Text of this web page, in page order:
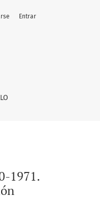
Universidad
Entrar
1971.